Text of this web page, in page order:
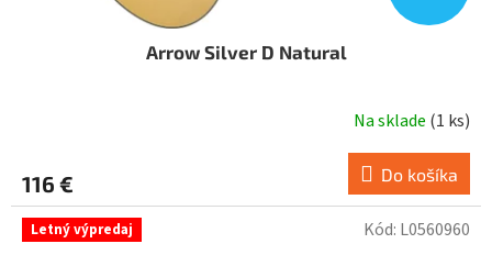
Arrow Silver D Natural
Na sklade (1 ks)
116 € Do košíka
Letný výpredaj Kód: L0560960